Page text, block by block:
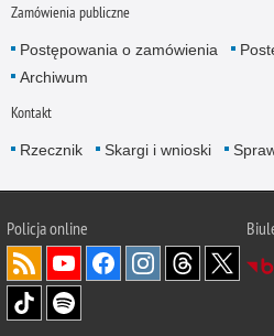
Zamówienia publiczne
Postępowania o zamówienia
Archiwum
Kontakt
Rzecznik Skargi i wnioski
Policjaonline